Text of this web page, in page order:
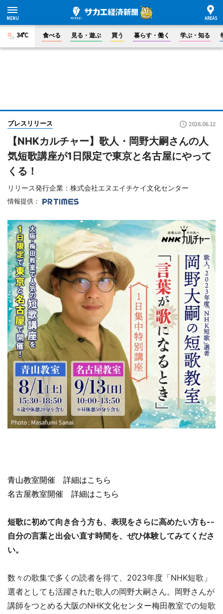
34°C 食べる 見る・遊ぶ 買う 暮らす・働く 学ぶ・知る
プレスリリース 2026.06.12
【NHKカルチャー】歌人・岡野大嗣さんの人
気短歌講座が1日限定で東京と名古屋にやって
くる！
リリース発行企業：株式会社エヌエイチケイ文化センター
情報提供：
青山教室開催 詳細はこちら
名古屋教室開催 詳細はこちら
短歌に初めて向き合う方も、表現をさらに高めたい方も--
自分の言葉と出会い直す時間を、ぜひ体験してみてくださ
い。
数々の歌集で多くの読者を得て、2023年度「NHK短歌」
選者としても活躍された歌人の岡野大嗣さん。岡野さんが
講師をつとめる大阪のNHK文化センター梅田教室での短歌